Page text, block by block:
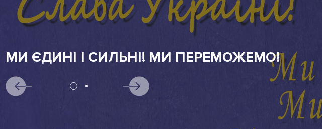
АБІТУРІЄНТАМ